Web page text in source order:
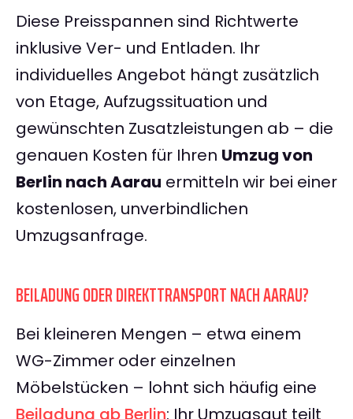
Diese Preisspannen sind Richtwerte
inklusive Ver- und Entladen. Ihr
individuelles Angebot hängt zusätzlich
von Etage, Aufzugssituation und
gewünschten Zusatzleistungen ab – die
genauen Kosten für Ihren Umzug von
Berlin nach Aarau ermitteln wir bei einer
kostenlosen, unverbindlichen
Umzugsanfrage.
BEILADUNG ODER DIREKTTRANSPORT NACH AARAU?
Bei kleineren Mengen – etwa einem
WG-Zimmer oder einzelnen
Möbelstücken – lohnt sich häufig eine